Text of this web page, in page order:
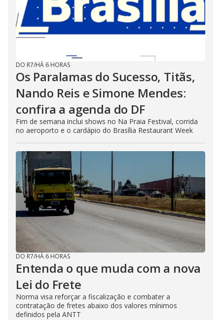
DO R7/HÁ 6 HORAS
Os Paralamas do Sucesso, Titãs,
Nando Reis e Simone Mendes:
confira a agenda do DF
Fim de semana inclui shows no Na Praia Festival, corrida
no aeroporto e o cardápio do Brasília Restaurant Week
DO R7/HÁ 6 HORAS
Entenda o que muda com a nova
Lei do Frete
Norma visa reforçar a fiscalização e combater a
contratação de fretes abaixo dos valores mínimos
definidos pela ANTT